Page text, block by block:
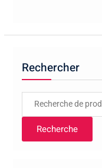
Rechercher
Recherche
Recherche